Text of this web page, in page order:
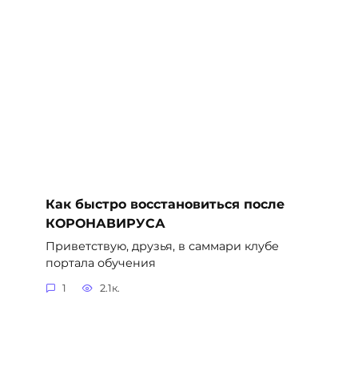
Как быстро восстановиться после
КОРОНАВИРУСА
Приветствую, друзья, в саммари клубе
портала обучения
1 2.1к.